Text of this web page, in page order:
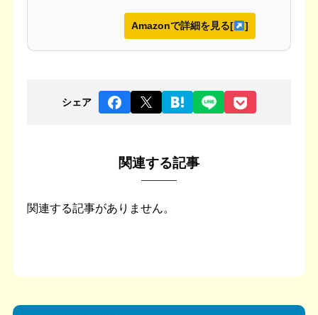
Amazonで詳細を見る[ ]
シェア
関連する記事
関連する記事がありません。